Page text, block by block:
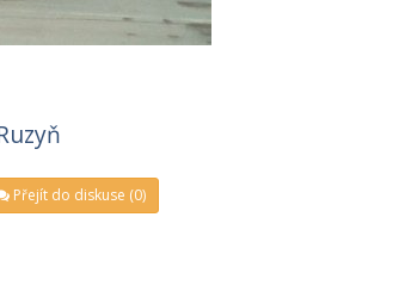
Přejít do diskuse (0)